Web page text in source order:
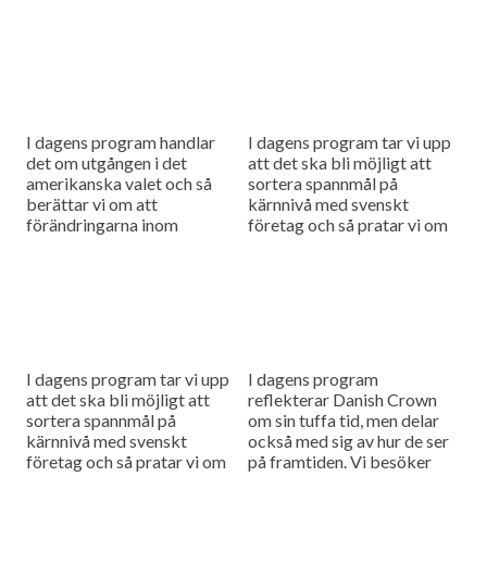
I dagens program handlar
det om utgången i det
amerikanska valet och så
berättar vi om att
förändringarna inom
I dagens program tar vi upp
att det ska bli möjligt att
sortera spannmål på
kärnnivå med svenskt
företag och så pratar vi om
I dagens program tar vi upp
att det ska bli möjligt att
sortera spannmål på
kärnnivå med svenskt
företag och så pratar vi om
I dagens program
reflekterar Danish Crown
om sin tuffa tid, men delar
också med sig av hur de ser
på framtiden. Vi besöker